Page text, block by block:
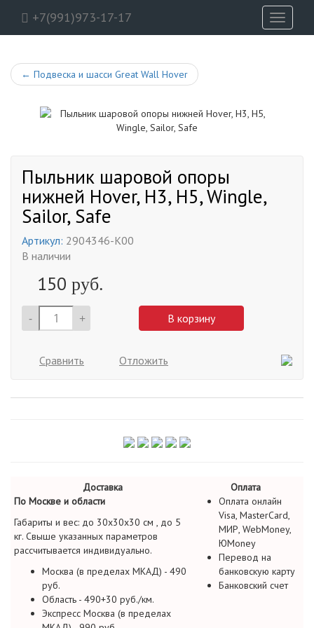
+7(991)973-17-17
Toggle
← Подвеска и шасси Great Wall Hover
Пыльник шаровой опоры
нижней Hover, H3, H5, Wingle,
Sailor, Safe
Артикул: 2904346-K00
В наличии
150 руб.
- + В корзину
Сравнить Отложить
Доставка
Оплата
По Москве и области
Габариты и вес: до 30х30х30 см , до 5
кг. Свыше указанных параметров
рассчитывается индивидуально.
Москва (в пределах МКАД) - 490
руб.
Область - 490+30 руб./км.
Экспресс Москва (в пределах
Оплата онлайн
Visa, MasterCard,
МИР, WebMoney,
ЮMoney
Перевод на
банковскую карту
Банковский счет